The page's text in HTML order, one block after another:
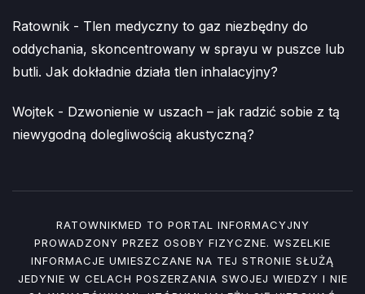
Ratownik - Tlen medyczny to gaz niezbędny do
oddychania, skoncentrowany w sprayu w puszce lub
butli. Jak dokładnie działa tlen inhalacyjny?
Wojtek - Dzwonienie w uszach – jak radzić sobie z tą
niewygodną dolegliwością akustyczną?
RATOWNIKMED TO PORTAL INFORMACYJNY
PROWADZONY PRZEZ OSOBY FIZYCZNE. WSZELKIE
INFORMACJE UMIESZCZANE NA TEJ STRONIE SŁUŻĄ
JEDYNIE W CELACH POSZERZANIA SWOJEJ WIEDZY I NIE